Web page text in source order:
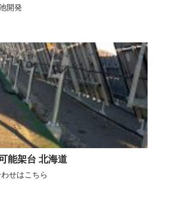
開発
能架台 北海道
せはこちら